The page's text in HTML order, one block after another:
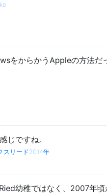
をからかうAppleの方法だ
じですね。
スリード2014年
幼稚ではなく、2007年